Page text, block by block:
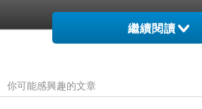
繼續閱讀
你可能感興趣的文章